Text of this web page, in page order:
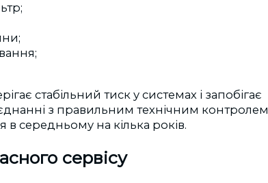
стабільний тиск у системах і запобігає
з правильним технічним контролем
середньому на кілька років.
сервісу